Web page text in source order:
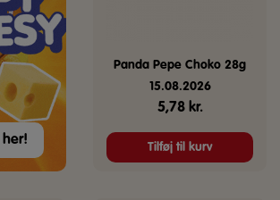
Panda Pepe Choko 28g
15.08.2026
5,78 kr.
Tilføj til kurv